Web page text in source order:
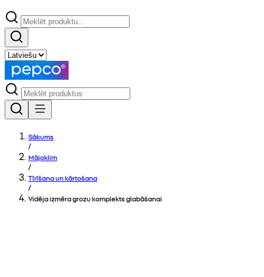
Sākums
/
Mājoklim
/
Tīrīšana un kārtošana
/
Vidēja izmēra grozu komplekts glabāšanai